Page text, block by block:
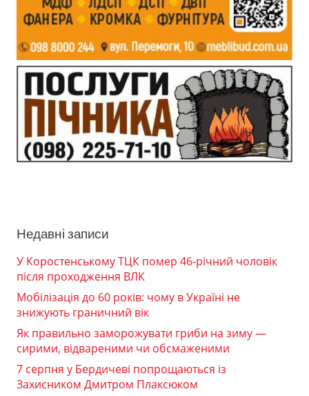
Недавні записи
У Коростенському ТЦК помер 46-річний чоловік
після проходження ВЛК
Мобілізація до 60 років: чому в Україні не
знижують граничний вік
Як правильно заморожувати гриби на зиму —
сирими, відвареними чи обсмаженими
7 серпня у Бердичеві попрощаються із
Захисником Дмитром Плаксюком